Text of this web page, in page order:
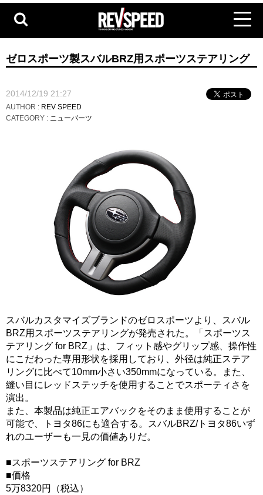
ゼロスポーツ製スバルBRZ用スポーツステアリング
2014/12/19 21:27
AUTHOR : REV SPEED
CATEGORY : ニューパーツ
スバルカスタマイズブランドのゼロスポーツより、スバル
BRZ用スポーツステアリングが発売された。「スポーツス
テアリング for BRZ」は、フィット感やグリップ感、操作性
にこだわった専用形状を採用しており、外径は純正ステア
リングに比べて10mm小さい350mmになっている。また、
縫い目にレッドステッチを使用することでスポーティさを
演出。
また、本製品は純正エアバックをそのまま使用することが
可能で、トヨタ86にも適合する。スバルBRZ/トヨタ86いず
れのユーザーも一見の価値ありだ。
■スポーツステアリング for BRZ
■価格
5万8320円（税込）